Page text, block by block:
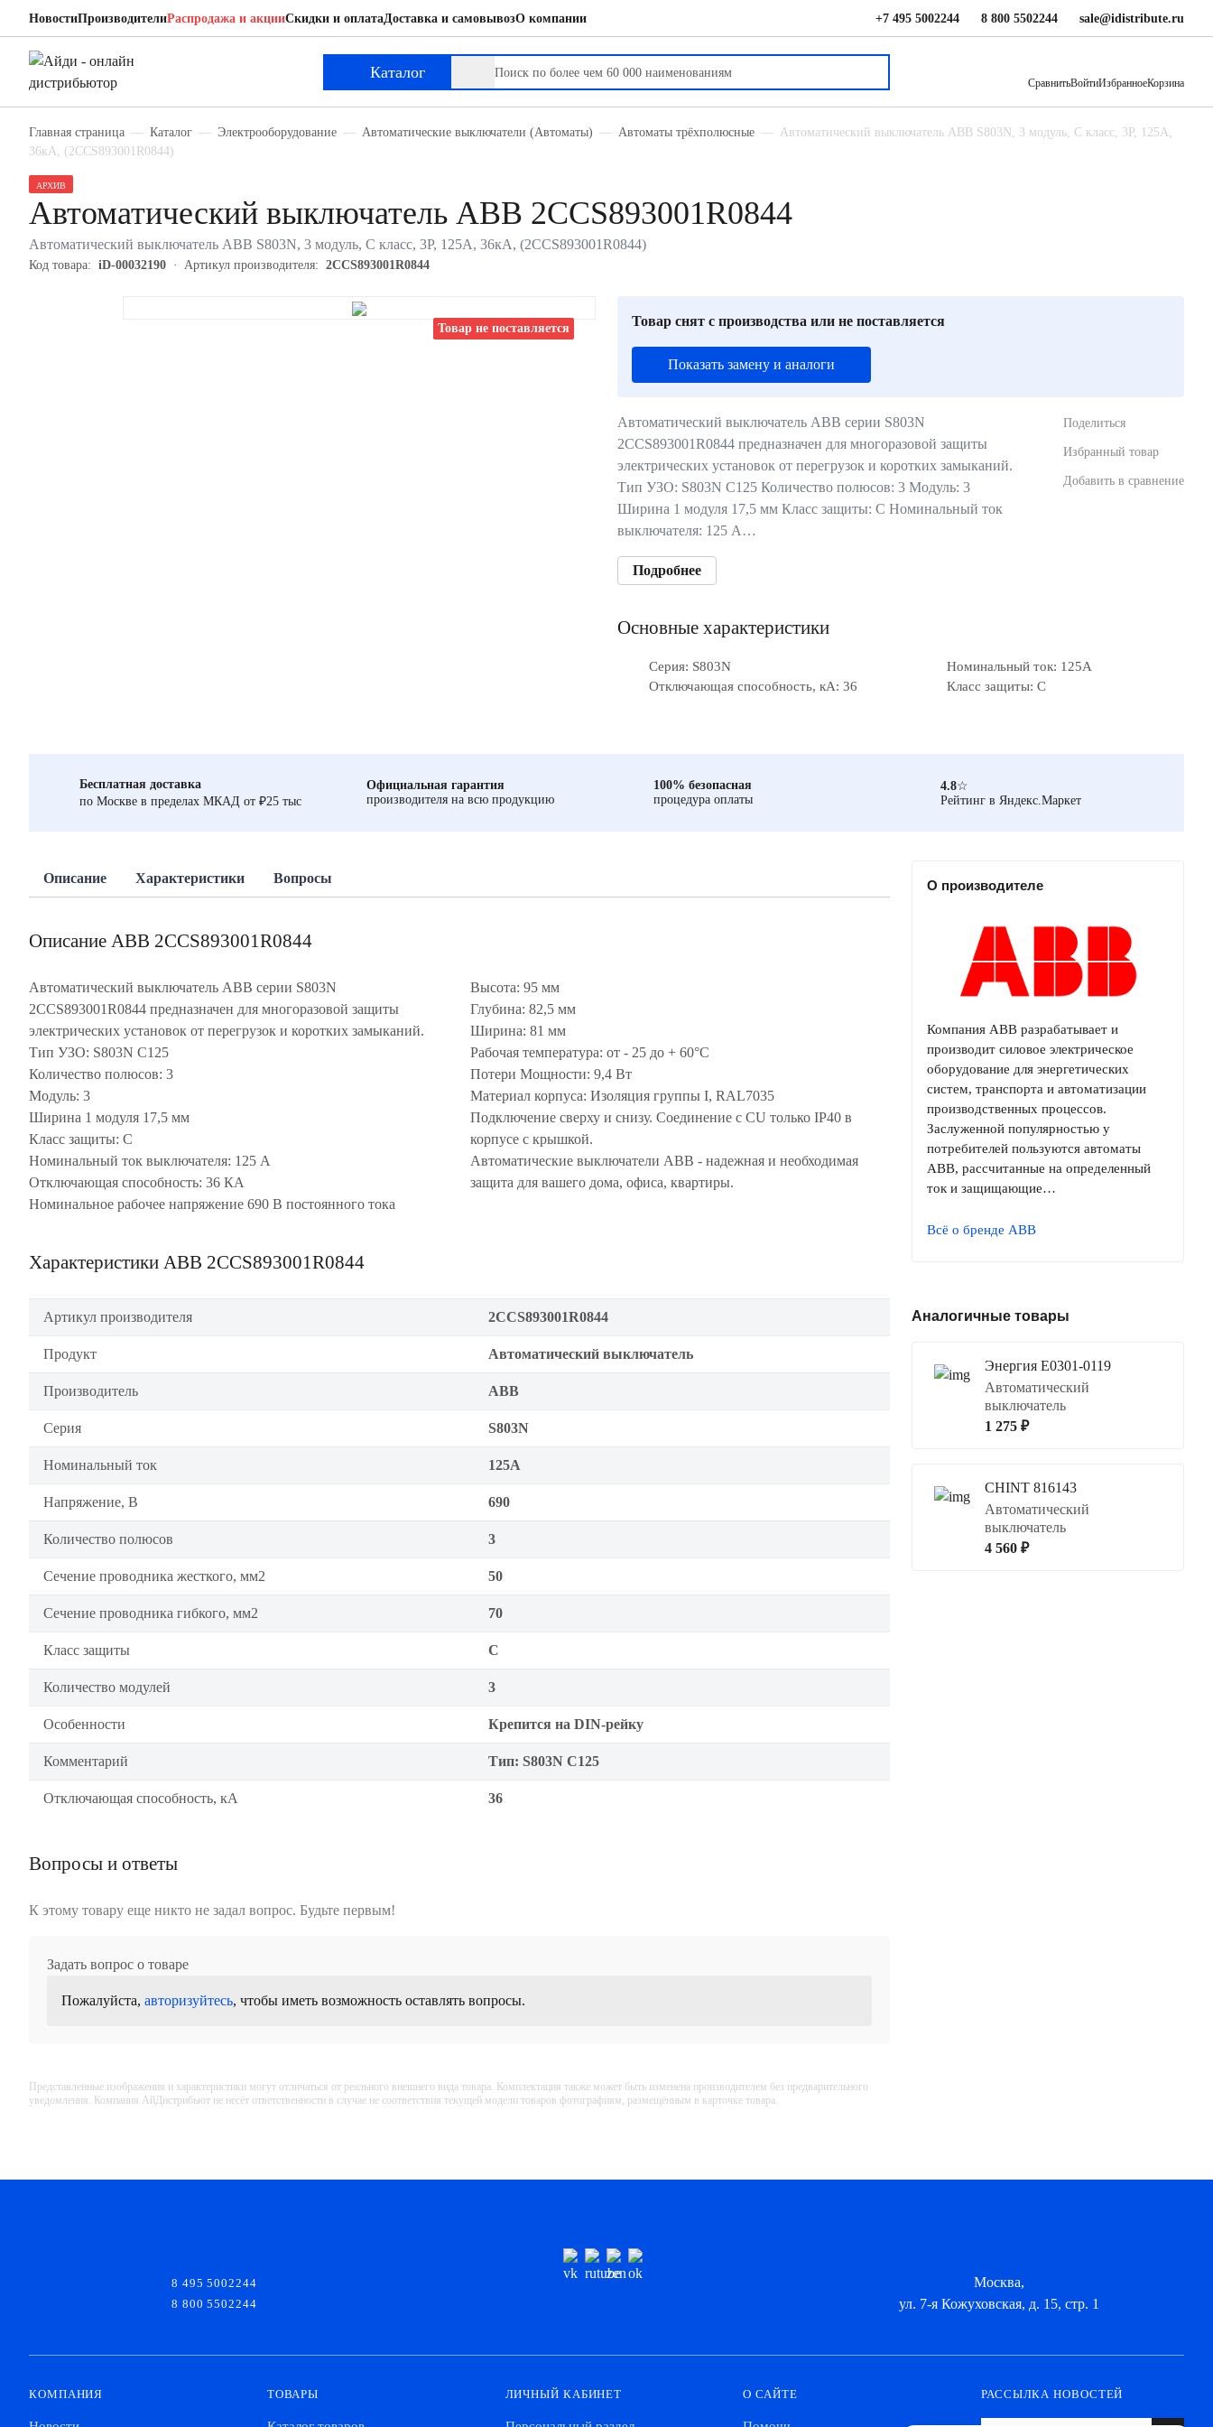
НовостиПроизводителиРаспродажа и акцииСкидки и оплатаДоставка и самовывозО компании +7 495 5002244 8 800 5502244 sale@idistribute.ru
Каталог
СравнитьВойтиИзбранноеКорзина
Главная страница Каталог Электрооборудование Автоматические выключатели (Автоматы) Автоматы трёхполюсные
Автоматический выключатель ABB S803N, 3 модуль, C класс, 3P, 125А,
36кА, (2CCS893001R0844)
Товар не поставляется
АРХИВ
Автоматический выключатель ABB 2CCS893001R0844
Автоматический выключатель ABB S803N, 3 модуль, C класс, 3P, 125А, 36кА, (2CCS893001R0844)
Код товара: iD-00032190 Артикул производителя: 2CCS893001R0844
Товар снят с производства или не поставляется
Показать замену и аналоги
Автоматический выключатель ABB серии S803N
2CCS893001R0844 предназначен для многоразовой защиты
электрических установок от перегрузок и коротких замыканий.
Тип УЗО: S803N C125 Количество полюсов: 3 Модуль: 3
Ширина 1 модуля 17,5 мм Класс защиты: C Номинальный ток
выключателя: 125 А…
Подробнее
Поделиться
Избранный товар
Добавить в сравнение
Основные характеристики
Серия: S803N
Номинальный ток: 125А
Отключающая способность, кА: 36
Класс защиты: C
Бесплатная доставка
по Москве в пределах МКАД от ₽25 тыс
Официальная гарантия
производителя на всю продукцию
100% безопасная
процедура оплаты
4.8☆
Рейтинг в Яндекс.Маркет
Описание Характеристики Вопросы
Описание ABB 2CCS893001R0844
Автоматический выключатель ABB серии S803N
2CCS893001R0844 предназначен для многоразовой защиты
электрических установок от перегрузок и коротких замыканий.
Тип УЗО: S803N C125
Количество полюсов: 3
Модуль: 3
Ширина 1 модуля 17,5 мм
Класс защиты: C
Номинальный ток выключателя: 125 А
Отключающая способность: 36 КА
Номинальное рабочее напряжение 690 В постоянного тока
Высота: 95 мм
Глубина: 82,5 мм
Ширина: 81 мм
Рабочая температура: от - 25 до + 60°С
Потери Мощности: 9,4 Вт
Материал корпуса: Изоляция группы I, RAL7035
Подключение сверху и снизу. Соединение с CU только IP40 в
корпусе с крышкой.
Автоматические выключатели ABB - надежная и необходимая
защита для вашего дома, офиса, квартиры.
Характеристики ABB 2CCS893001R0844
Артикул производителя 2CCS893001R0844
Продукт Автоматический выключатель
Производитель ABB
Серия S803N
Номинальный ток 125А
Напряжение, В 690
Количество полюсов 3
Сечение проводника жесткого, мм2 50
Сечение проводника гибкого, мм2 70
Класс защиты C
Количество модулей 3
Особенности Крепится на DIN-рейку
Комментарий Тип: S803N C125
Отключающая способность, кА 36
Вопросы и ответы
К этому товару еще никто не задал вопрос. Будьте первым!
Задать вопрос о товаре
Пожалуйста, авторизуйтесь, чтобы иметь возможность оставлять вопросы.
Представленные изображения и характеристики могут отличаться от реального внешнего вида товара. Комплектация также может быть изменена производителем без предварительного
уведомления. Компания АйДистрибьют не несёт ответственности в случае не соответствия текущей модели товаров фотографиям, размещённым в карточке товара.
О производителе
Компания ABB разрабатывает и
производит силовое электрическое
оборудование для энергетических
систем, транспорта и автоматизации
производственных процессов.
Заслуженной популярностью у
потребителей пользуются автоматы
ABB, рассчитанные на определенный
ток и защищающие…
Всё о бренде ABB
Аналогичные товары
Энергия Е0301-0119
Автоматический
выключатель
1 275 ₽
CHINT 816143
Автоматический
выключатель
4 560 ₽
ABB 2CCS893001R0844
Автоматический выключатель
8 495 5002244
8 800 5502244
Москва,
ул. 7-я Кожуховская, д. 15, стр. 1
КОМПАНИЯ ТОВАРЫ ЛИЧНЫЙ КАБИНЕТ О САЙТЕ РАССЫЛКА НОВОСТЕЙ